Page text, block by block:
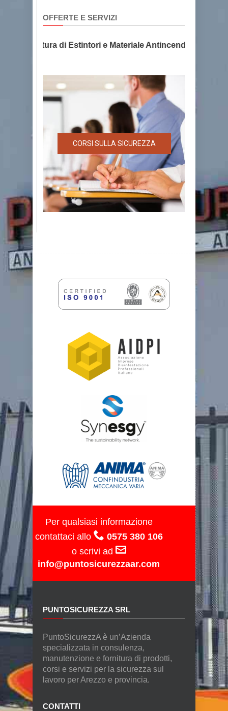
OFFERTE E SERVIZI
e Fornitura di Estintori e Materiale Antincendio, la
CORSI SULLA SICUREZZA
Per qualsiasi informazione
contattaci allo
0575 380 106
o scrivi ad
info@puntosicurezzaar.com
PUNTOSICUREZZA SRL
PuntoSicurezzA è un’Azienda
specializzata in consulenza,
manutenzione e fornitura di prodotti,
corsi e servizi per la sicurezza sul
lavoro per Arezzo e provincia.
CONTATTI